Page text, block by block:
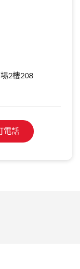
2樓208
電話